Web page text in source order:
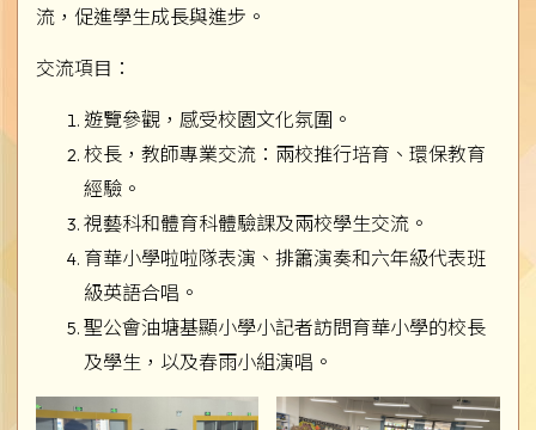
流，促進學生成長與進步。
交流項目：
遊覽參觀，感受校園文化氛圍。
校長，教師專業交流：兩校推行培育、環保教育
經驗。
視藝科和體育科體驗課及兩校學生交流。
育華小學啦啦隊表演、排簫演奏和六年級代表班
級英語合唱。
聖公會油塘基顯小學小記者訪問育華小學的校長
及學生，以及春雨小組演唱。